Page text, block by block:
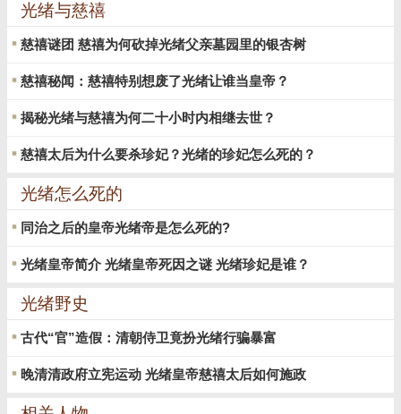
光绪与慈禧
慈禧谜团 慈禧为何砍掉光绪父亲墓园里的银杏树
慈禧秘闻：慈禧特别想废了光绪让谁当皇帝？
揭秘光绪与慈禧为何二十小时内相继去世？
慈禧太后为什么要杀珍妃？光绪的珍妃怎么死的？
光绪怎么死的
同治之后的皇帝光绪帝是怎么死的?
光绪皇帝简介 光绪皇帝死因之谜 光绪珍妃是谁？
光绪野史
古代“官”造假：清朝侍卫竟扮光绪行骗暴富
晚清清政府立宪运动 光绪皇帝慈禧太后如何施政